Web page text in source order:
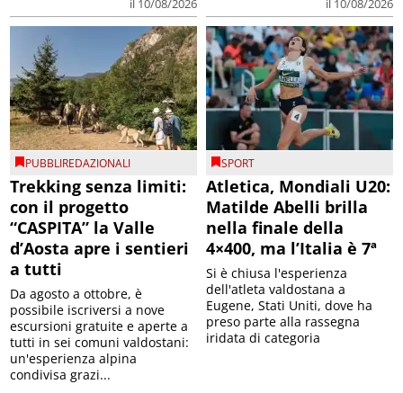
il 10/08/2026 il 10/08/2026
PUBBLIREDAZIONALI
Trekking senza limiti:
con il progetto
“CASPITA” la Valle
d’Aosta apre i sentieri
a tutti
Da agosto a ottobre, è
possibile iscriversi a nove
escursioni gratuite e aperte a
tutti in sei comuni valdostani:
un'esperienza alpina
condivisa grazi...
SPORT
Atletica, Mondiali U20:
Matilde Abelli brilla
nella finale della
4×400, ma l’Italia è 7ª
Si è chiusa l'esperienza
dell'atleta valdostana a
Eugene, Stati Uniti, dove ha
preso parte alla rassegna
iridata di categoria